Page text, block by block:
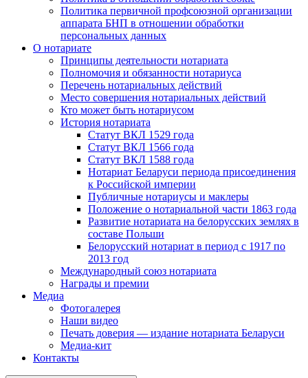
Политика первичной профсоюзной организации
аппарата БНП в отношении обработки
персональных данных
О нотариате
Принципы деятельности нотариата
Полномочия и обязанности нотариуса
Перечень нотариальных действий
Место совершения нотариальных действий
Кто может быть нотариусом
История нотариата
Статут ВКЛ 1529 года
Статут ВКЛ 1566 года
Статут ВКЛ 1588 года
Нотариат Беларуси периода присоединения
к Российской империи
Публичные нотариусы и маклеры
Положение о нотариальной части 1863 года
Развитие нотариата на белорусских землях в
составе Польши
Белорусский нотариат в период с 1917 по
2013 год
Международный союз нотариата
Награды и премии
Медиа
Фотогалерея
Наши видео
Печать доверия — издание нотариата Беларуси
Медиа-кит
Контакты